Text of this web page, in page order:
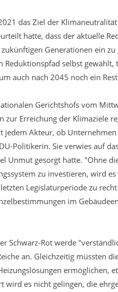
das Ziel der
hatte, dass der aktuelle
Generationen ein
Reduktionspfad selbst
auch nach 2045 noch ein
Gerichtshofs vom
zur Erreichung der Klimaziele
jedem Akteur, ob
Politikerin. Sie verwies auf
Unmut gesorgt hatte. "Ohne
zu investieren, wird
Legislaturperiode zu
im
Schwarz-Rot werde
an. Gleichzeitig müssten
ermöglichen,
wird es nicht gelingen, die